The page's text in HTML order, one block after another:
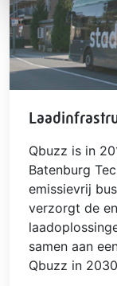
Qbuzz is in
Batenburg
emissievrij
verzorgt de
samen aan
Qbuzz in